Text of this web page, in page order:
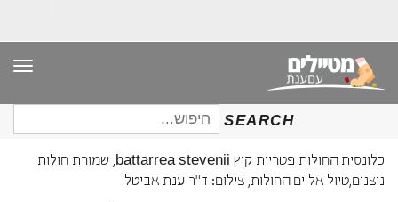
SEARCH
חיפוש
עבור:
כלונסית החולות פטריית קיץ battarrea stevenii, שמורת חולות
ניצנים,טיול אל ים החולות, צילום: ד"ר ענת אביטל